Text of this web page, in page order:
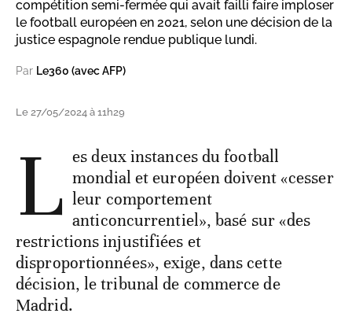
compétition semi-fermée qui avait failli faire imploser
le football européen en 2021, selon une décision de la
justice espagnole rendue publique lundi.
Par Le360 (avec AFP)
Le 27/05/2024 à 11h29
L es deux instances du football
mondial et européen doivent «cesser
leur comportement
anticoncurrentiel», basé sur «des
restrictions injustifiées et
disproportionnées», exige, dans cette
décision, le tribunal de commerce de
Madrid.